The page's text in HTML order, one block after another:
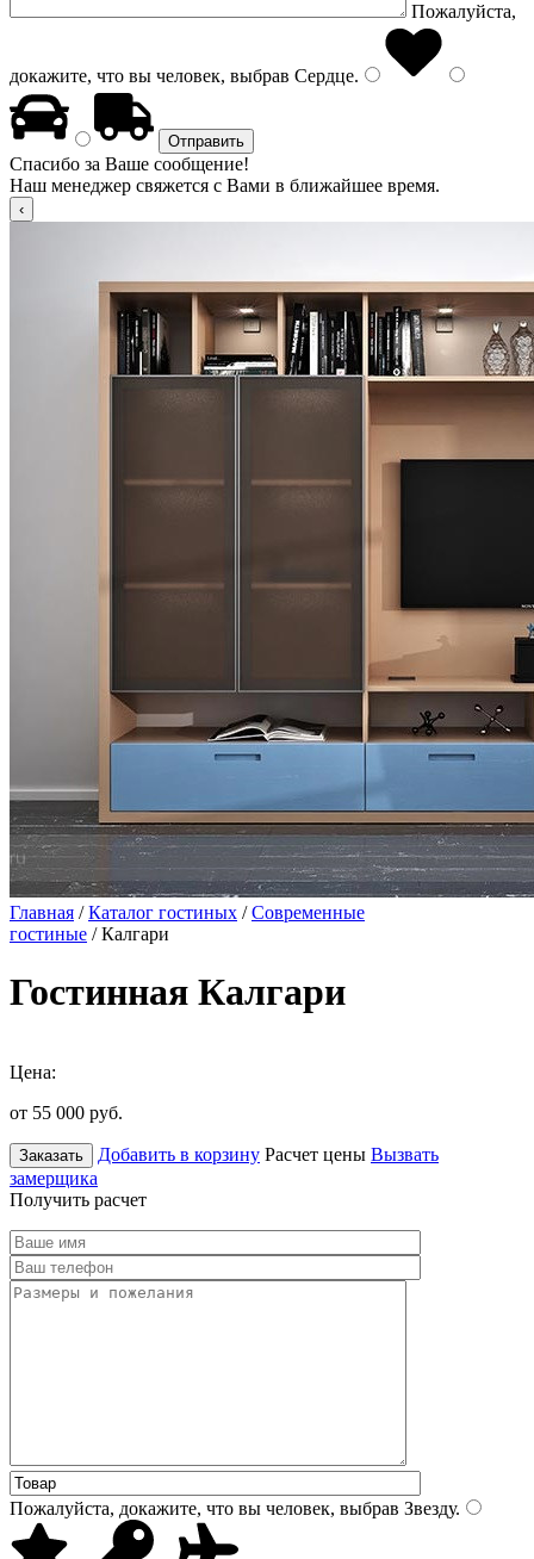
Пожалуйста,
докажите, что вы человек, выбрав Сердце.
Спасибо за Ваше сообщение!
Наш менеджер свяжется с Вами в ближайшее время.
Главная /Каталог гостиных /Современные
гостиные / Калгари
Гостинная Калгари
Цена:
от 55 000 руб.
Заказать Добавить в корзину Расчет цены Вызвать
замерщика
Получить расчет
Пожалуйста, докажите, что вы человек, выбрав Звезду.